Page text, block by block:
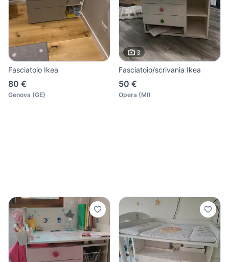
Fasciatoio Ikea
80 €
Genova (GE)
3
Fasciatoio/scrivania Ikea
50 €
Opera (MI)